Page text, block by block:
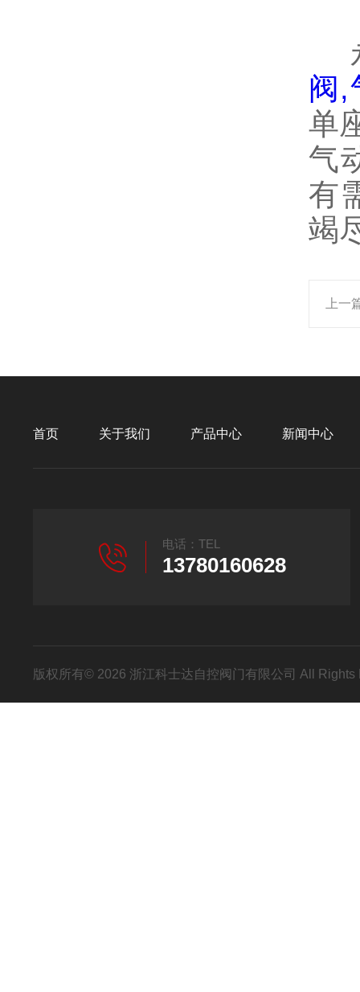
阀,
单
气
有
竭
上一
首页 关于我们 产品中心 新闻中心
电话：TEL
13780160628
版权所有© 2026 浙江科士达自控阀门有限公司 All